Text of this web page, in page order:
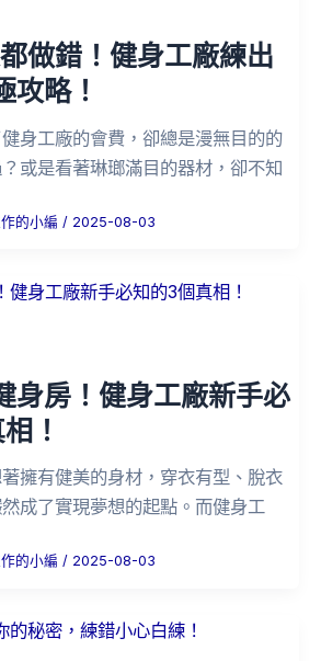
做錯！健身工廠練出
攻略！
身工廠的會費，卻總是漫無目的的
或是看著琳瑯滿目的器材，卻不知
的小編 / 2025-08-03
身房！健身工廠新手必
！
擁有健美的身材，穿衣有型、脫衣
成了實現夢想的起點。而健身工
的小編 / 2025-08-03